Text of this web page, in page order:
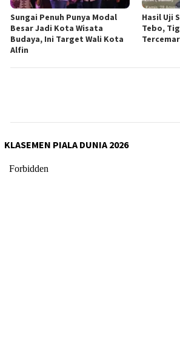
Sungai Penuh Punya Modal
Besar Jadi Kota Wisata
Budaya, Ini Target Wali Kota
Alfin
Hasil Uji
Tebo,
KLASEMEN PIALA DUNIA 2026